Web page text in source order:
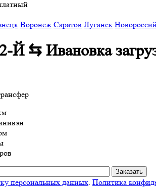
Воронеж Саратов Луганск
2-Й ⇆ Ивановка
персональных данных. Политика